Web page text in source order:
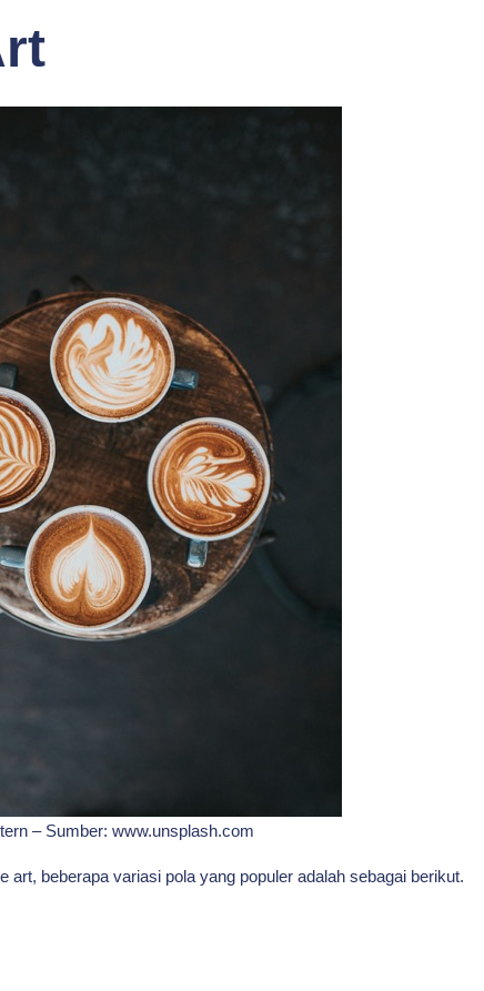
– Sumber: www.unsplash.com
art, beberapa variasi pola yang populer adalah sebagai berikut.